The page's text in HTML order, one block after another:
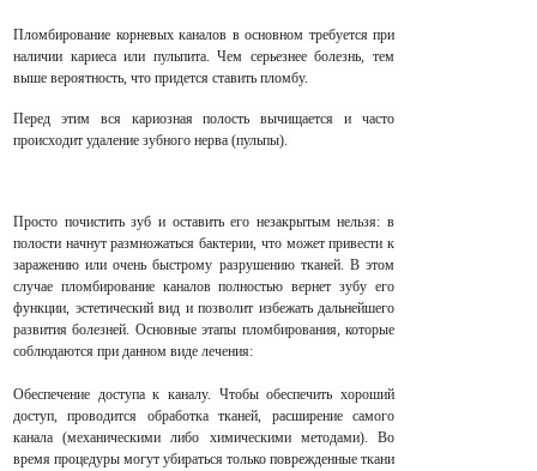
Пломбирование корневых каналов в основном требуется при
наличии кариеса или пульпита. Чем серьезнее болезнь, тем
выше вероятность, что придется ставить пломбу.
Перед этим вся кариозная полость вычищается и часто
происходит удаление зубного нерва (пульпы).
Просто почистить зуб и оставить его незакрытым нельзя: в
полости начнут размножаться бактерии, что может привести к
заражению или очень быстрому разрушению тканей. В этом
случае пломбирование каналов полностью вернет зубу его
функции, эстетический вид и позволит избежать дальнейшего
развития болезней. Основные этапы пломбирования, которые
соблюдаются при данном виде лечения:
Обеспечение доступа к каналу. Чтобы обеспечить хороший
доступ, проводится обработка тканей, расширение самого
канала (механическими либо химическими методами). Во
время процедуры могут убираться только поврежденные ткани